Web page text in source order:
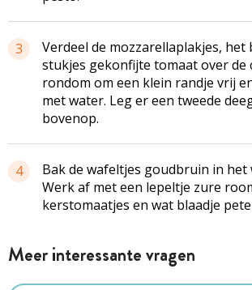
3
Verdeel de mozzarellaplakjes, het
stukjes gekonfijte tomaat over de
rondom om een klein randje vrij
met water. Leg er een tweede
bovenop.
4
Bak de wafeltjes goudbruin in het
Werk af met een lepeltje zure
kerstomaatjes en wat blaadje
Meer interessante vragen